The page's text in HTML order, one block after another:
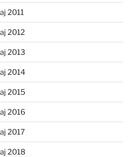
2011
2012
2013
2014
2015
2016
2017
2018